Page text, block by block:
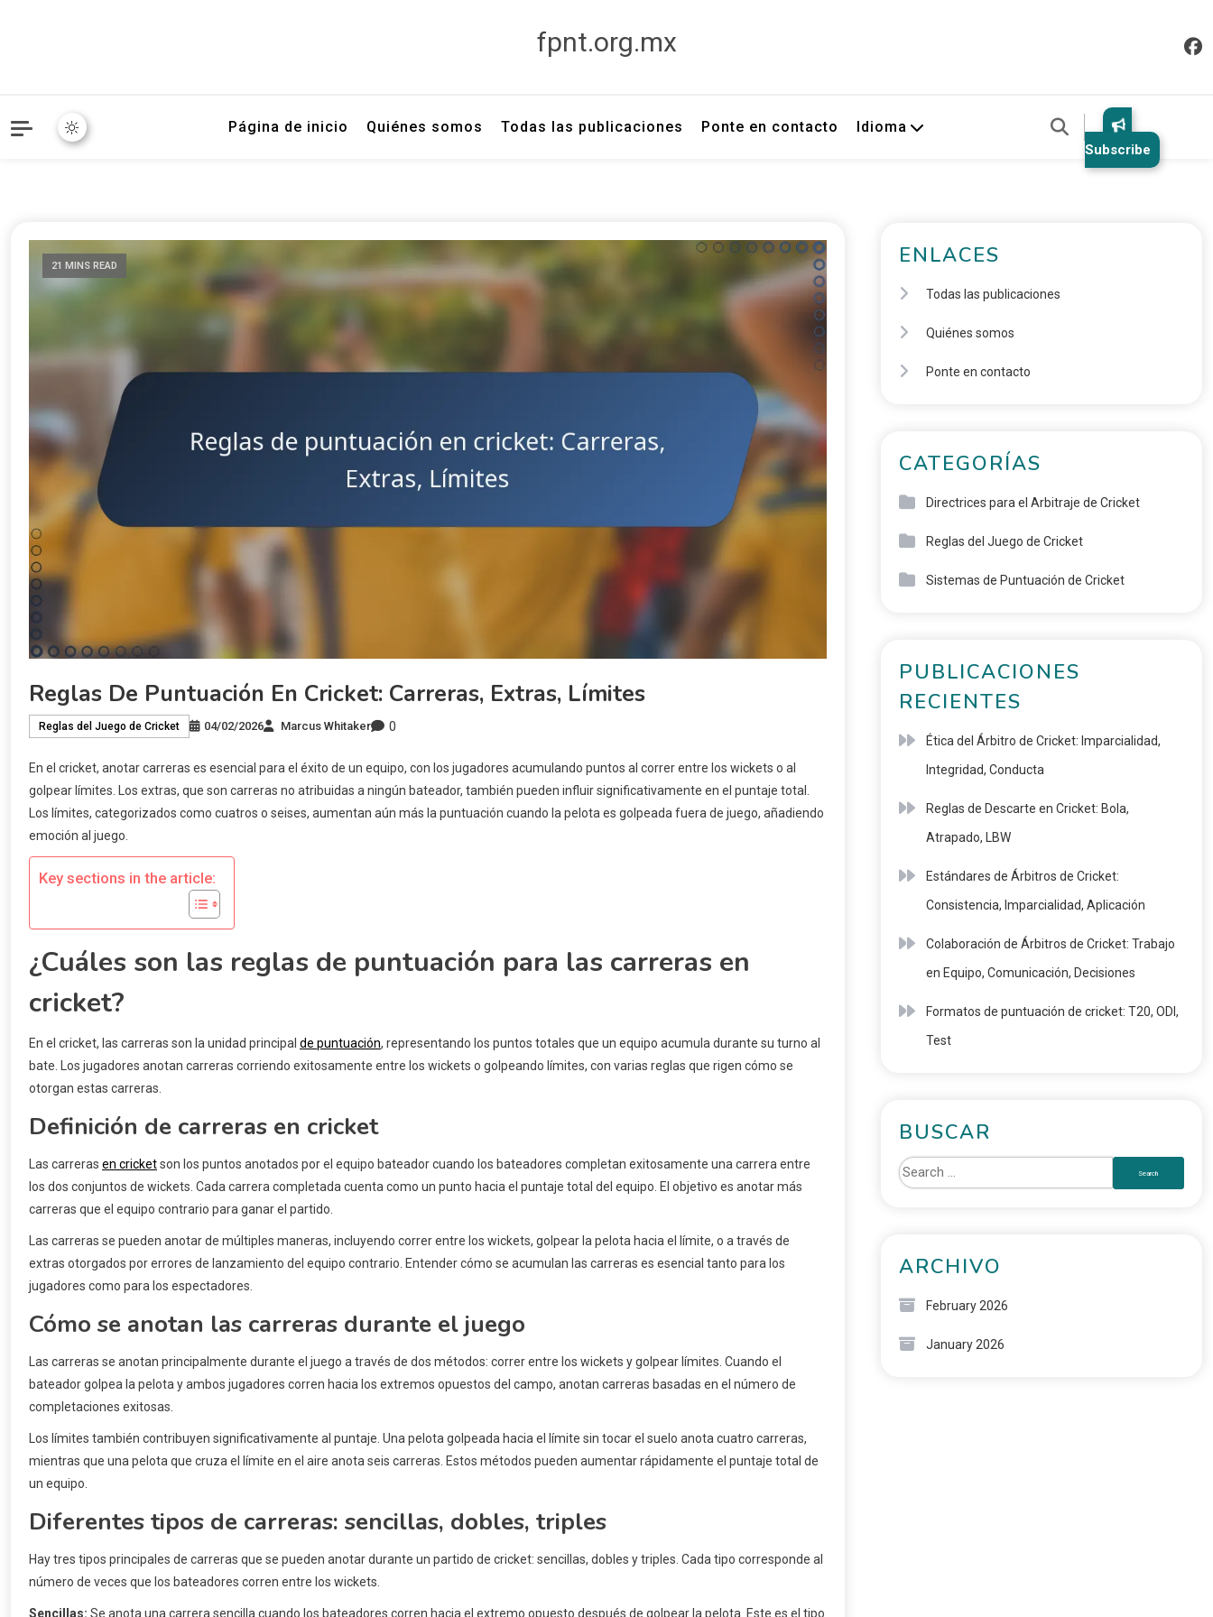
fpnt.org.mx
Página de inicio Quiénes somos Todas las publicaciones Ponte en contacto Idioma
Subscribe
21 MINS READ
Reglas De Puntuación En Cricket: Carreras, Extras, Límites
Reglas del Juego de Cricket 04/02/2026 Marcus Whitaker 0
En el cricket, anotar carreras es esencial para el éxito de un equipo, con los jugadores acumulando puntos al correr entre los wickets o al
golpear límites. Los extras, que son carreras no atribuidas a ningún bateador, también pueden influir significativamente en el puntaje total.
Los límites, categorizados como cuatros o seises, aumentan aún más la puntuación cuando la pelota es golpeada fuera de juego, añadiendo
emoción al juego.
Key sections in the article:
¿Cuáles son las reglas de puntuación para las carreras en
cricket?
En el cricket, las carreras son la unidad principal de puntuación, representando los puntos totales que un equipo acumula durante su turno al
bate. Los jugadores anotan carreras corriendo exitosamente entre los wickets o golpeando límites, con varias reglas que rigen cómo se
otorgan estas carreras.
Definición de carreras en cricket
Las carreras en cricketson los puntos anotados por el equipo bateador cuando los bateadores completan exitosamente una carrera entre
los dos conjuntos de wickets. Cada carrera completada cuenta como un punto hacia el puntaje total del equipo. El objetivo es anotar más
carreras que el equipo contrario para ganar el partido.
Las carreras se pueden anotar de múltiples maneras, incluyendo correr entre los wickets, golpear la pelota hacia el límite, o a través de
extras otorgados por errores de lanzamiento del equipo contrario. Entender cómo se acumulan las carreras es esencial tanto para los
jugadores como para los espectadores.
Cómo se anotan las carreras durante el juego
Las carreras se anotan principalmente durante el juego a través de dos métodos: correr entre los wickets y golpear límites. Cuando el
bateador golpea la pelota y ambos jugadores corren hacia los extremos opuestos del campo, anotan carreras basadas en el número de
completaciones exitosas.
Los límites también contribuyen significativamente al puntaje. Una pelota golpeada hacia el límite sin tocar el suelo anota cuatro carreras,
mientras que una pelota que cruza el límite en el aire anota seis carreras. Estos métodos pueden aumentar rápidamente el puntaje total de
un equipo.
Diferentes tipos de carreras: sencillas, dobles, triples
Hay tres tipos principales de carreras que se pueden anotar durante un partido de cricket: sencillas, dobles y triples. Cada tipo corresponde al
número de veces que los bateadores corren entre los wickets.
Sencillas: Se anota una carrera sencilla cuando los bateadores corren hacia el extremo opuesto después de golpear la pelota. Este es el tipo
ENLACES
Todas las publicaciones
Quiénes somos
Ponte en contacto
CATEGORÍAS
Directrices para el Arbitraje de Cricket
Reglas del Juego de Cricket
Sistemas de Puntuación de Cricket
PUBLICACIONES
RECIENTES
Ética del Árbitro de Cricket: Imparcialidad,
Integridad, Conducta
Reglas de Descarte en Cricket: Bola,
Atrapado, LBW
Estándares de Árbitros de Cricket:
Consistencia, Imparcialidad, Aplicación
Colaboración de Árbitros de Cricket: Trabajo
en Equipo, Comunicación, Decisiones
Formatos de puntuación de cricket: T20, ODI,
Test
BUSCAR
ARCHIVO
February 2026
January 2026